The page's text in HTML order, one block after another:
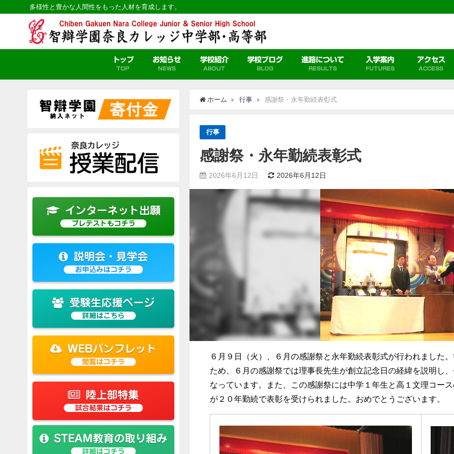
多様性と豊かな人間性をもった人材を育成します。
トップ
TOP
お知らせ
NEWS
学校紹介
ABOUT
学校ブログ
BLOG
進路について
RESULTS
入学案内
FUTURES
アクセス
ACCESS
ホーム 行事 感謝祭・永年勤続表彰式
行事
感謝祭・永年勤続表彰式
2026年6月12日 2026年6月12日
６月９日（火）、６月の感謝祭と永年勤続表彰式が行われました
ため、６月の感謝祭では理事長先生が創立記念日の経緯を説明し
なっています。また、この感謝祭には中学１年生と高１文理コー
が２０年勤続で表彰を受けられました。おめでとうございます。
インターネット出願
プレテストもコチラ
説明会・見学会
お申込みはコチラ
受験生応援ページ
詳細はこちら
WEBパンフレット
閲覧はコチラ
陸上部特集
試合結果はコチラ
STEAM教育の取り組み
詳細はコチラ